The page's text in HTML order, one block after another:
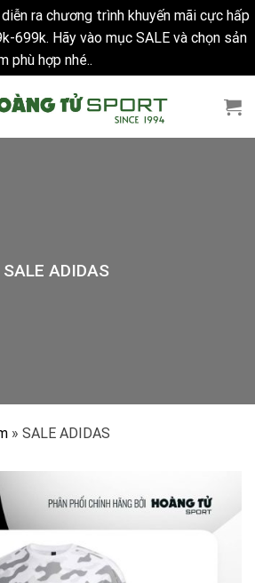
ra chương trình khuyến mãi cực hấp
699k. Hãy vào mục SALE và chọn sản
phù hợp nhé..
SALE ADIDAS
» SALE ADIDAS